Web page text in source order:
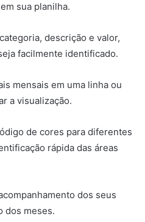
sua planilha.
descrição e valor,
facilmente identificado.
mensais em uma linha ou
a visualização.
de cores para diferentes
rápida das áreas
dos seus
dos meses.